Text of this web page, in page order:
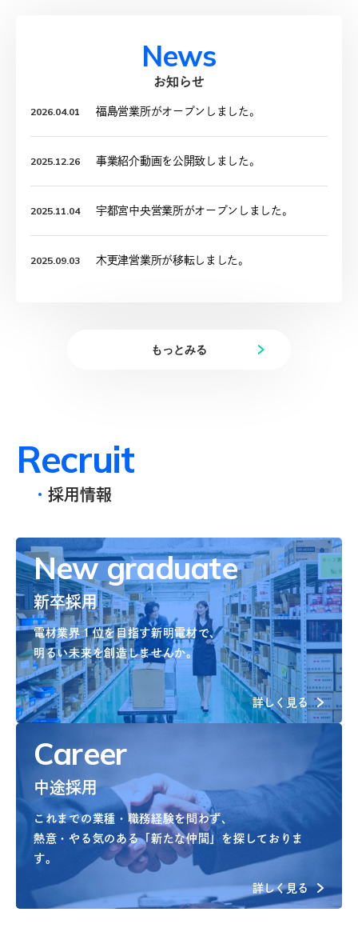
News
お知らせ
2026.04.01 福島営業所がオープンしました。
2025.12.26 事業紹介動画を公開致しました。
2025.11.04 宇都宮中央営業所がオープンしました。
2025.09.03 木更津営業所が移転しました。
もっとみる
Recruit
採用情報
New graduate
新卒採用
電材業界１位を目指す新明電材で、
明るい未来を創造しませんか。
詳しく見る
Career
中途採用
これまでの業種・職務経験を問わず、
熱意・やる気のある「新たな仲間」を探しておりま
す。
詳しく見る